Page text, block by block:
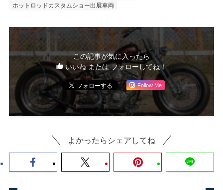
ホットロッドカスタムショー出展車両
この記事が気に入ったら
いいね または フォローしてね！
Follow Me
よかったらシェアしてね